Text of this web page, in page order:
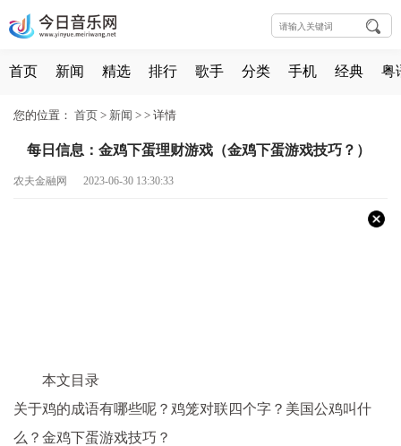
首页 新闻 精选 排行 歌手 分类 手机 经典 粤
您的位置： 首页 > 新闻 > > 详情
每日信息：金鸡下蛋理财游戏（金鸡下蛋游戏技巧？）
农夫金融网 2023-06-30 13:30:33
本文目录
关于鸡的成语有哪些呢？鸡笼对联四个字？美国公鸡叫什
么？金鸡下蛋游戏技巧？